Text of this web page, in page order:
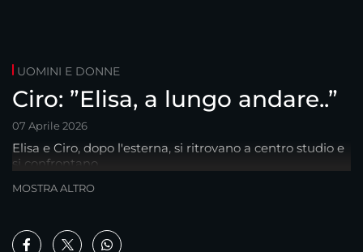
UOMINI E DONNE
Ciro: ”Elisa, a lungo andare..”
07 Aprile 2026
Elisa e Ciro, dopo l'esterna, si ritrovano a centro studio e
si confrontano..
MOSTRA ALTRO